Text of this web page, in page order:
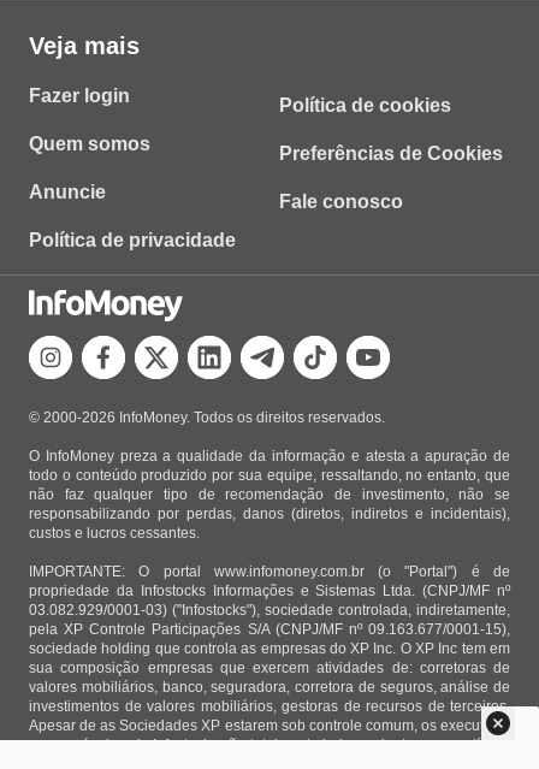
Veja mais
Fazer login
Quem somos
Anuncie
Política de privacidade
Política de cookies
Preferências de Cookies
Fale conosco
© 2000-2026 InfoMoney. Todos os direitos reservados.
O InfoMoney preza a qualidade da informação e atesta a apuração de
todo o conteúdo produzido por sua equipe, ressaltando, no entanto, que
não faz qualquer tipo de recomendação de investimento, não se
responsabilizando por perdas, danos (diretos, indiretos e incidentais),
custos e lucros cessantes.
IMPORTANTE: O portal www.infomoney.com.br (o "Portal") é de
propriedade da Infostocks Informações e Sistemas Ltda. (CNPJ/MF nº
03.082.929/0001-03) ("Infostocks"), sociedade controlada, indiretamente,
pela XP Controle Participações S/A (CNPJ/MF nº 09.163.677/0001-15),
sociedade holding que controla as empresas do XP Inc. O XP Inc tem em
sua composição empresas que exercem atividades de: corretoras de
valores mobiliários, banco, seguradora, corretora de seguros, análise de
investimentos de valores mobiliários, gestoras de recursos de terceiros.
Apesar de as Sociedades XP estarem sob controle comum, os executivos
responsáveis pela Infostocks são totalmente independentes e as notícias,